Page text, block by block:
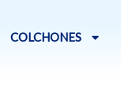
COLCHONES